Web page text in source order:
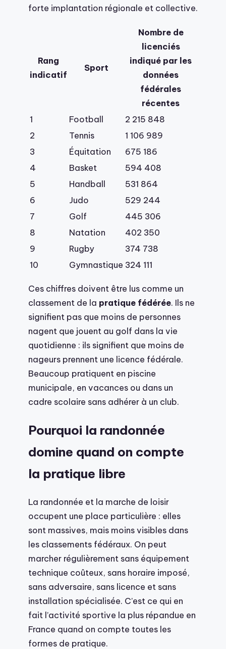
forte implantation régionale et collective.
Rang
indicatif
Sport
Nombre de
licenciés
indiqué par les
données
fédérales
récentes
1
Football
2 215 848
2
Tennis
1 106 989
3
Équitation
675 186
4
Basket
594 408
5
Handball
531 864
6
Judo
529 244
7
Golf
445 306
8
Natation
402 350
9
Rugby
374 738
10
Gymnastique 324 111
Ces chiffres doivent être lus comme un
classement de la pratique fédérée. Ils ne
signifient pas que moins de personnes
nagent que jouent au golf dans la vie
quotidienne : ils signifient que moins de
nageurs prennent une licence fédérale.
Beaucoup pratiquent en piscine
municipale, en vacances ou dans un
cadre scolaire sans adhérer à un club.
Pourquoi la randonnée
domine quand on compte
la pratique libre
La randonnée et la marche de loisir
occupent une place particulière : elles
sont massives, mais moins visibles dans
les classements fédéraux. On peut
marcher régulièrement sans équipement
technique coûteux, sans horaire imposé,
sans adversaire, sans licence et sans
installation spécialisée. C’est ce qui en
fait l’activité sportive la plus répandue en
France quand on compte toutes les
formes de pratique.